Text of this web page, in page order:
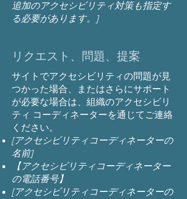
追加のアクセシビリティ対策も指定す
る必要があります。]
リクエスト、問題、提案
サイトでアクセシビリティの問題が見
つかった場合、またはさらにサポート
が必要な場合は、組織のアクセシビリ
ティ コーディネーターを通じてご連絡
ください。
[アクセシビリティコーディネーターの
名前]
【アクセシビリティコーディネーター
の電話番号】
[アクセシビリティコーディネーターの